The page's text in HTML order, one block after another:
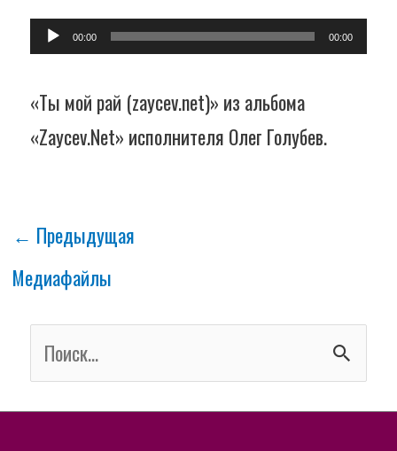
Аудиоплеер
00:00 00:00
«Ты мой рай (zaycev.net)» из альбома
«Zaycev.Net» исполнителя Олег Голубев.
← Предыдущая
Медиафайлы